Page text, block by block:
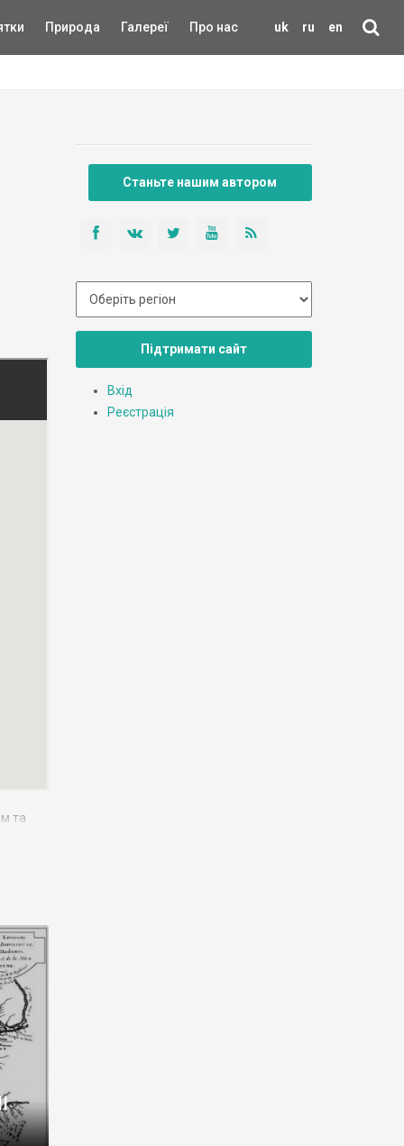
uk ru en
Природа Галереї Про нас
та
Станьте нашим автором
Підтримати сайт
Вхід
Реєстрація